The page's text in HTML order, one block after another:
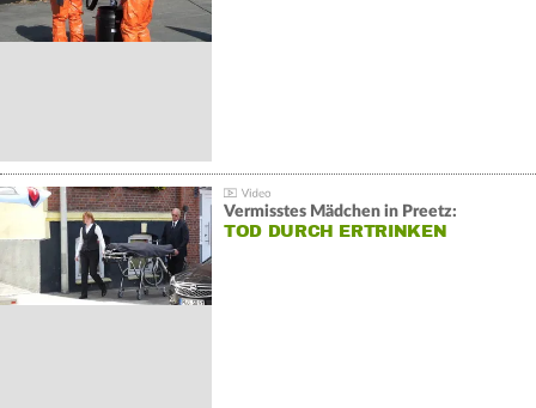
Vermisstes Mädchen in Preetz:
TOD DURCH ERTRINKEN